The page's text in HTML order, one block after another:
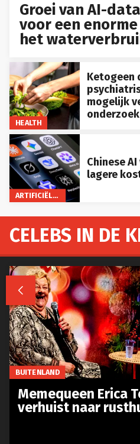
Groei van AI-
voor een
het
HEALTH
Ketogeen
mogelijk
ARTIFICIËLE INTELLIGENTIE
Chinese
lagere
CELEBS IN DE

BUITENLAND
Memequeen Erica
verhuist naar